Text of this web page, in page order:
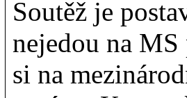
Soutěž je
nejedou na
si na